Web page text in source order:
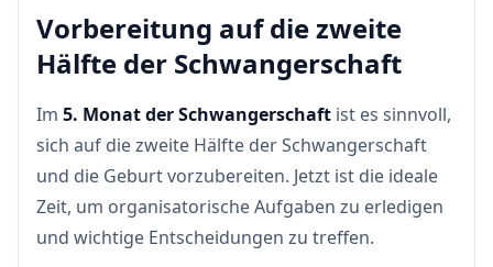
Vorbereitung auf die zweite
Hälfte der Schwangerschaft
Im 5. Monat der Schwangerschaft ist es sinnvoll,
sich auf die zweite Hälfte der Schwangerschaft
und die Geburt vorzubereiten. Jetzt ist die ideale
Zeit, um organisatorische Aufgaben zu erledigen
und wichtige Entscheidungen zu treffen.